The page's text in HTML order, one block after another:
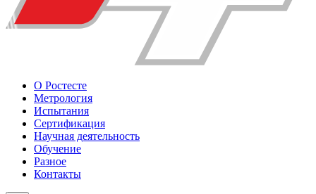
О Ростесте
Метрология
Испытания
Сертификация
Научная деятельность
Обучение
Разное
Контакты